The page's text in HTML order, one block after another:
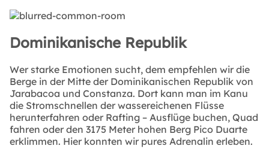
Dominikanische Republik
Wer starke Emotionen sucht, dem empfehlen wir die
Berge in der Mitte der Dominikanischen Republik von
Jarabacoa und Constanza. Dort kann man im Kanu
die Stromschnellen der wassereichenen Flüsse
herunterfahren oder Rafting – Ausflüge buchen, Quad
fahren oder den 3175 Meter hohen Berg Pico Duarte
erklimmen. Hier konnten wir pures Adrenalin erleben.